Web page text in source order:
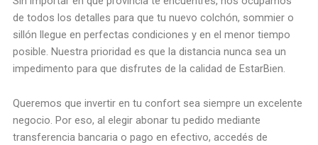
de todos los detalles para que tu nuevo colchón, sommier o
sillón llegue en perfectas condiciones y en el menor tiempo
posible. Nuestra prioridad es que la distancia nunca sea un
impedimento para que disfrutes de la calidad de EstarBien.
Queremos que invertir en tu confort sea siempre un excelente
negocio. Por eso, al elegir abonar tu pedido mediante
transferencia bancaria o pago en efectivo, accedés de